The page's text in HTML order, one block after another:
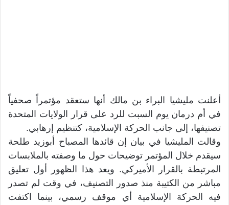
أعلنت مليشيا البراء بن مالك أنها ستعقد مؤتمراً صحفياً
في أم درمان يوم السبت للرد على قرار الولايات المتحدة
تصنيفها، إلى جانب الحركة الإسلامية، كتنظيم إرهابي.
وقالت المليشيا في بيان إن قائدها المصباح أبوزيد طلحة
سيقدم خلال المؤتمر توضيحات حول ما وصفته بالملابسات
المرتبطة بالقرار الأميركي. ويعد هذا الظهور أول تعليق
مباشر من الكتيبة منذ صدور التصنيف، في وقت لم تصدر
فيه الحركة الإسلامية أي موقف رسمي، بينما اكتفت